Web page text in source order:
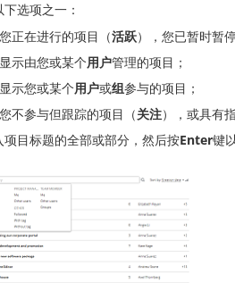
选项之一：
正在进行的项目（活跃），您已暂时暂
示由您或某个用户管理的项目；
示您或某个用户或组参与的项目；
不参与但跟踪的项目（关注），或具有
目标题的全部或部分，然后按Enter键